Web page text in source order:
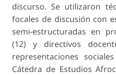
discurso. Se utilizaron
focales de discusión con
semi-estructuradas en
(12) y directivos
representaciones
Cátedra de Estudios